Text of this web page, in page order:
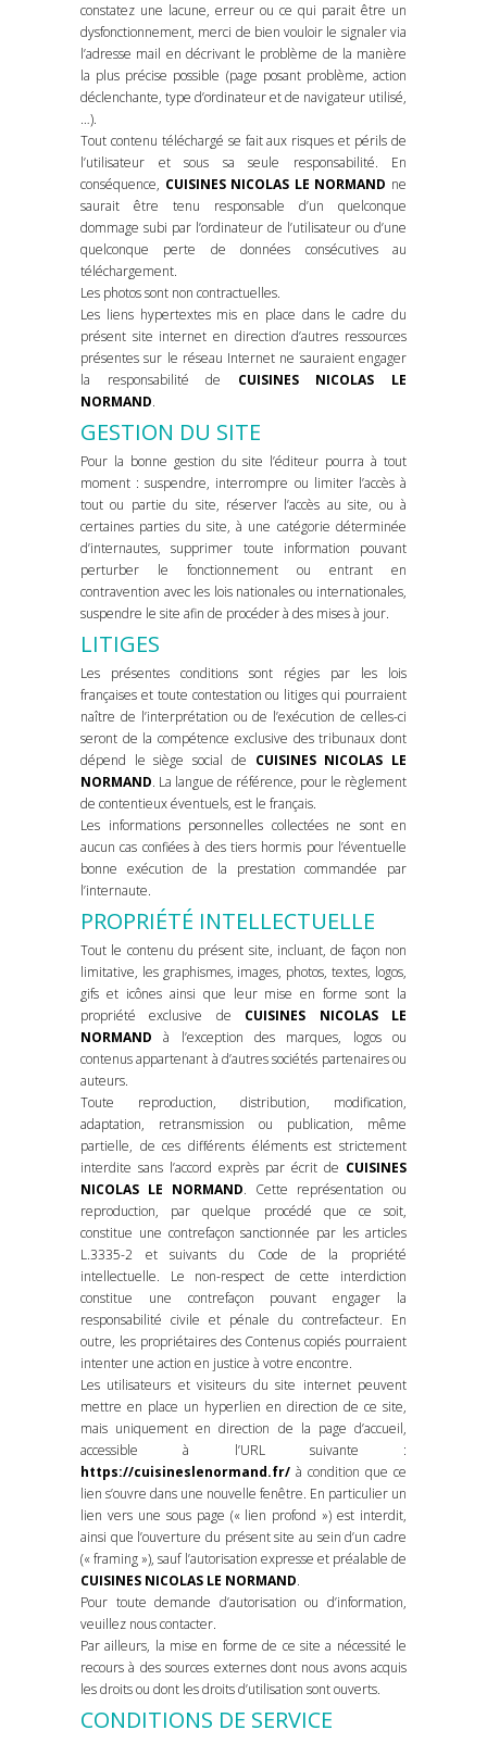
constatez une lacune, erreur ou ce qui parait être un
dysfonctionnement, merci de bien vouloir le signaler via
l’adresse mail en décrivant le problème de la manière
la plus précise possible (page posant problème, action
déclenchante, type d’ordinateur et de navigateur utilisé,
…).
Tout contenu téléchargé se fait aux risques et périls de
l’utilisateur et sous sa seule responsabilité. En
conséquence, CUISINES NICOLAS LE NORMAND ne
saurait être tenu responsable d’un quelconque
dommage subi par l’ordinateur de l’utilisateur ou d’une
quelconque perte de données consécutives au
téléchargement.
Les photos sont non contractuelles.
Les liens hypertextes mis en place dans le cadre du
présent site internet en direction d’autres ressources
présentes sur le réseau Internet ne sauraient engager
la responsabilité de CUISINES NICOLAS LE
NORMAND.
GESTION DU SITE
Pour la bonne gestion du site l’éditeur pourra à tout
moment : suspendre, interrompre ou limiter l’accès à
tout ou partie du site, réserver l’accès au site, ou à
certaines parties du site, à une catégorie déterminée
d’internautes, supprimer toute information pouvant
perturber le fonctionnement ou entrant en
contravention avec les lois nationales ou internationales,
suspendre le site afin de procéder à des mises à jour.
LITIGES
Les présentes conditions sont régies par les lois
françaises et toute contestation ou litiges qui pourraient
naître de l’interprétation ou de l’exécution de celles-ci
seront de la compétence exclusive des tribunaux dont
dépend le siège social de CUISINES NICOLAS LE
NORMAND. La langue de référence, pour le règlement
de contentieux éventuels, est le français.
Les informations personnelles collectées ne sont en
aucun cas confiées à des tiers hormis pour l’éventuelle
bonne exécution de la prestation commandée par
l’internaute.
PROPRIÉTÉ INTELLECTUELLE
Tout le contenu du présent site, incluant, de façon non
limitative, les graphismes, images, photos, textes, logos,
gifs et icônes ainsi que leur mise en forme sont la
propriété exclusive de CUISINES NICOLAS LE
NORMAND à l’exception des marques, logos ou
contenus appartenant à d’autres sociétés partenaires ou
auteurs.
Toute reproduction, distribution, modification,
adaptation, retransmission ou publication, même
partielle, de ces différents éléments est strictement
interdite sans l’accord exprès par écrit de CUISINES
NICOLAS LE NORMAND. Cette représentation ou
reproduction, par quelque procédé que ce soit,
constitue une contrefaçon sanctionnée par les articles
L.3335-2 et suivants du Code de la propriété
intellectuelle. Le non-respect de cette interdiction
constitue une contrefaçon pouvant engager la
responsabilité civile et pénale du contrefacteur. En
outre, les propriétaires des Contenus copiés pourraient
intenter une action en justice à votre encontre.
Les utilisateurs et visiteurs du site internet peuvent
mettre en place un hyperlien en direction de ce site,
mais uniquement en direction de la page d’accueil,
accessible à l’URL suivante :
https://cuisineslenormand.fr/ à condition que ce
lien s’ouvre dans une nouvelle fenêtre. En particulier un
lien vers une sous page (« lien profond ») est interdit,
ainsi que l’ouverture du présent site au sein d’un cadre
(« framing »), sauf l’autorisation expresse et préalable de
CUISINES NICOLAS LE NORMAND.
Pour toute demande d’autorisation ou d’information,
veuillez nous contacter.
Par ailleurs, la mise en forme de ce site a nécessité le
recours à des sources externes dont nous avons acquis
les droits ou dont les droits d’utilisation sont ouverts.
CONDITIONS DE SERVICE